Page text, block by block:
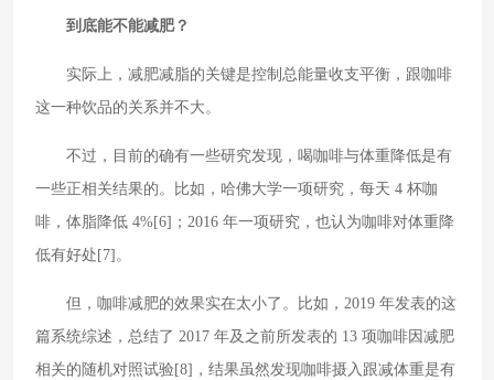
到底能不能减肥？
实际上，减肥减脂的关键是控制总能量收支平衡，跟咖啡
这一种饮品的关系并不大。
不过，目前的确有一些研究发现，喝咖啡与体重降低是有
一些正相关结果的。比如，哈佛大学一项研究，每天 4 杯咖
啡，体脂降低 4%[6]；2016 年一项研究，也认为咖啡对体重降
低有好处[7]。
但，咖啡减肥的效果实在太小了。比如，2019 年发表的这
篇系统综述，总结了 2017 年及之前所发表的 13 项咖啡因减肥
相关的随机对照试验[8]，结果虽然发现咖啡摄入跟减体重是有